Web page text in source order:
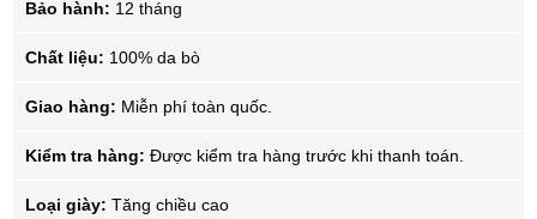
Bảo hành: 12 tháng
Chất liệu: 100% da bò
Giao hàng: Miễn phí toàn quốc.
Kiểm tra hàng: Được kiểm tra hàng trước khi thanh toán.
Loại giày: Tăng chiều cao